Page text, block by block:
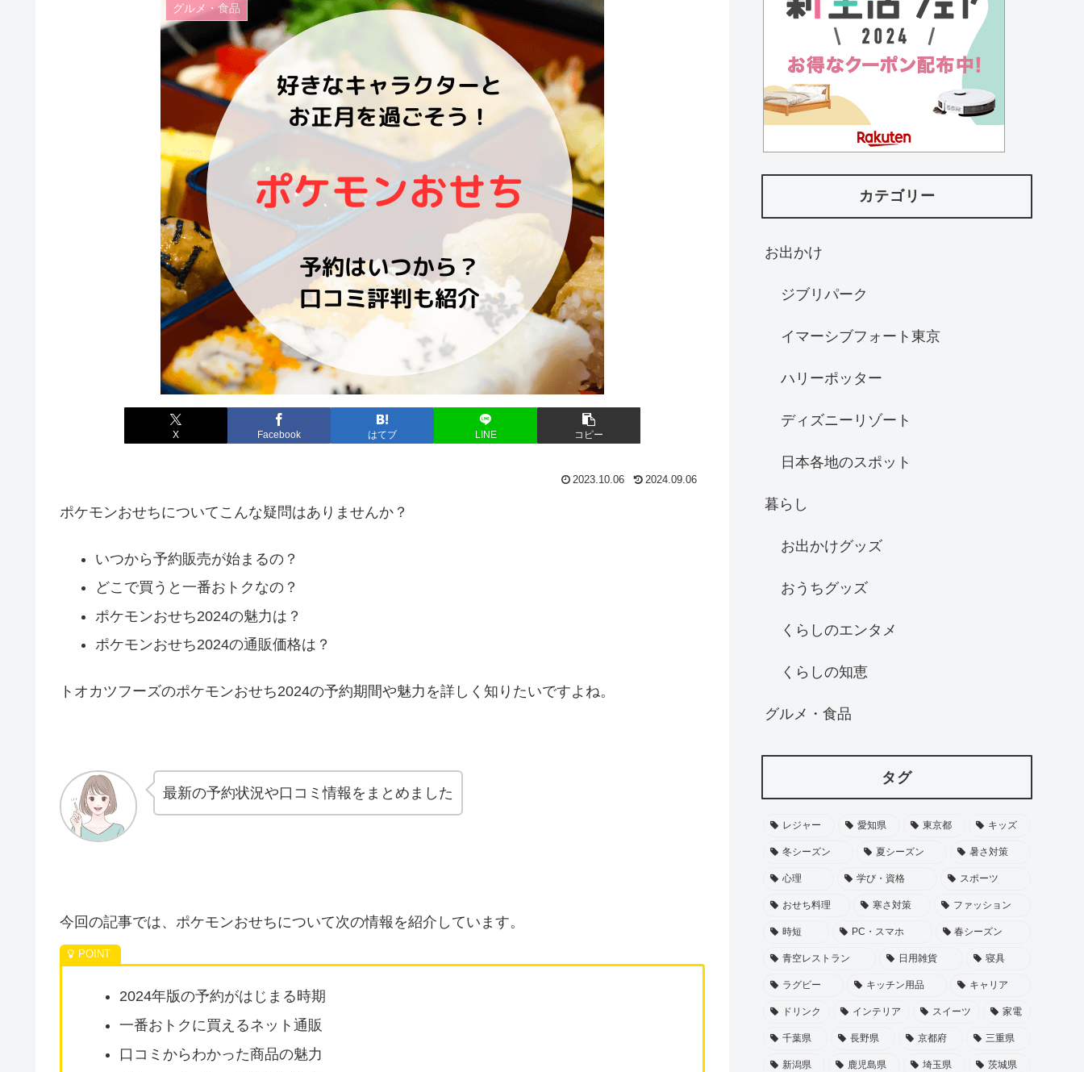
グルメ・食品
X Facebook はてブ LINE コピー
2023.10.06 2024.09.06
ポケモンおせちについてこんな疑問はありませんか？
いつから予約販売が始まるの？
どこで買うと一番おトクなの？
ポケモンおせち2024の魅力は？
ポケモンおせち2024の通販価格は？
トオカツフーズのポケモンおせち2024の予約期間や魅力を詳しく知りたいですよね。
最新の予約状況や口コミ情報をまとめました
今回の記事では、ポケモンおせちについて次の情報を紹介しています。
2024年版の予約がはじまる時期
一番おトクに買えるネット通販
口コミからわかった商品の魅力
カテゴリー
お出かけ
ジブリパーク
イマーシブフォート東京
ハリーポッター
ディズニーリゾート
日本各地のスポット
暮らし
お出かけグッズ
おうちグッズ
くらしのエンタメ
くらしの知恵
グルメ・食品
タグ
レジャー 愛知県 東京都 キッズ
冬シーズン 夏シーズン 暑さ対策
心理 学び・資格 スポーツ
おせち料理 寒さ対策 ファッション
時短 PC・スマホ 春シーズン
青空レストラン 日用雑貨 寝具
ラグビー キッチン用品 キャリア
ドリンク インテリア スイーツ 家電
千葉県 長野県 京都府 三重県
新潟県 鹿児島県 埼玉県 茨城県